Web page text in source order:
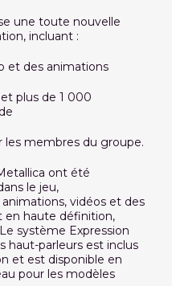
une toute nouvelle
incluant :
et des animations
plus de 1 000
les membres du groupe.
ont été
le jeu,
vidéos et des
en haute définition,
système Expression
haut-parleurs est inclus
et est disponible en
pour les modèles